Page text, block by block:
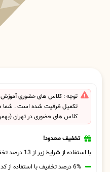
توجه : کلاس های حضوری
تکمیل ظرفیت شده است . شما
کلاس های حضوری در تهران
تخفیف محدود!
با استفاده از شرایط زیر از 13 درصد تخفیف بهره مند شوید.
6% درصد تخفیف با استفاده از کد تخفیف 20806